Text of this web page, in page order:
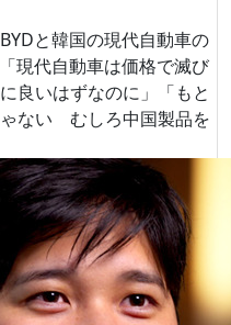
と韓国の現代自動車の
現代自動車は価格で滅び
良いはずなのに」「もと
ない むしろ中国製品を